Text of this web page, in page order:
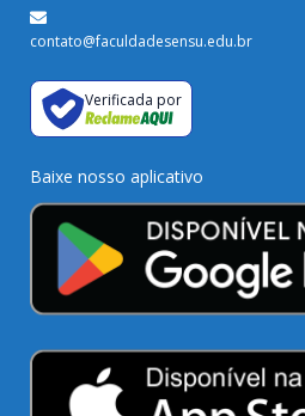
contato@faculdadesensu.edu.br
Verificada por
Baixe nosso aplicativo